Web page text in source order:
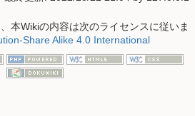
本Wikiの内容は次のライセンスに従いま
Share Alike 4.0 International